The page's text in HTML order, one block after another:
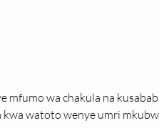
wa chakula na
watoto wenye umri